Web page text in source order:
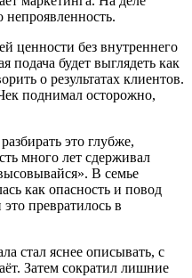
ценности без внутреннего
подача будет выглядеть как
о результатах клиентов.
поднимал осторожно,
это глубже,
много лет сдерживал
В семье
как опасность и повод
превратилось в
стал яснее описывать, с
Затем сократил лишние